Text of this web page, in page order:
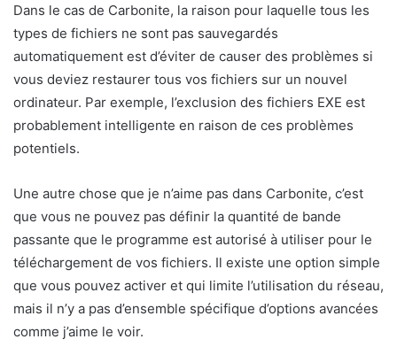
Dans le cas de Carbonite, la raison pour laquelle tous les
types de fichiers ne sont pas sauvegardés
automatiquement est d’éviter de causer des problèmes si
vous deviez restaurer tous vos fichiers sur un nouvel
ordinateur. Par exemple, l’exclusion des fichiers EXE est
probablement intelligente en raison de ces problèmes
potentiels.
Une autre chose que je n’aime pas dans Carbonite, c’est
que vous ne pouvez pas définir la quantité de bande
passante que le programme est autorisé à utiliser pour le
téléchargement de vos fichiers. Il existe une option simple
que vous pouvez activer et qui limite l’utilisation du réseau,
mais il n’y a pas d’ensemble spécifique d’options avancées
comme j’aime le voir.